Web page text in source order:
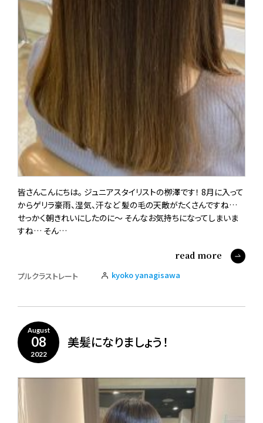
皆さんこんにちは。 ジュニアスタイリストの栁澤です！ 8月に入って
からゲリラ豪雨、湿気、汗など 髪の毛の天敵がたくさんですね…
せっかく朝きれいにしたのに～ そんなお気持ちになってしまいま
すね… そん…
read more
プルクラストレート kyoko yanagisawa
August
08
2022
美髪になりましょう！